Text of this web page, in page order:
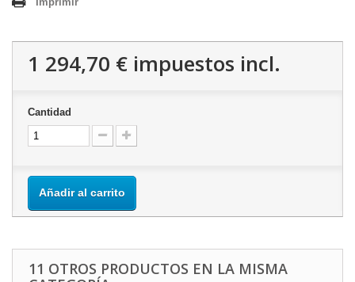
1 294,70 € impuestos incl.
Cantidad
Añadir al carrito
11 OTROS PRODUCTOS EN LA MISMA